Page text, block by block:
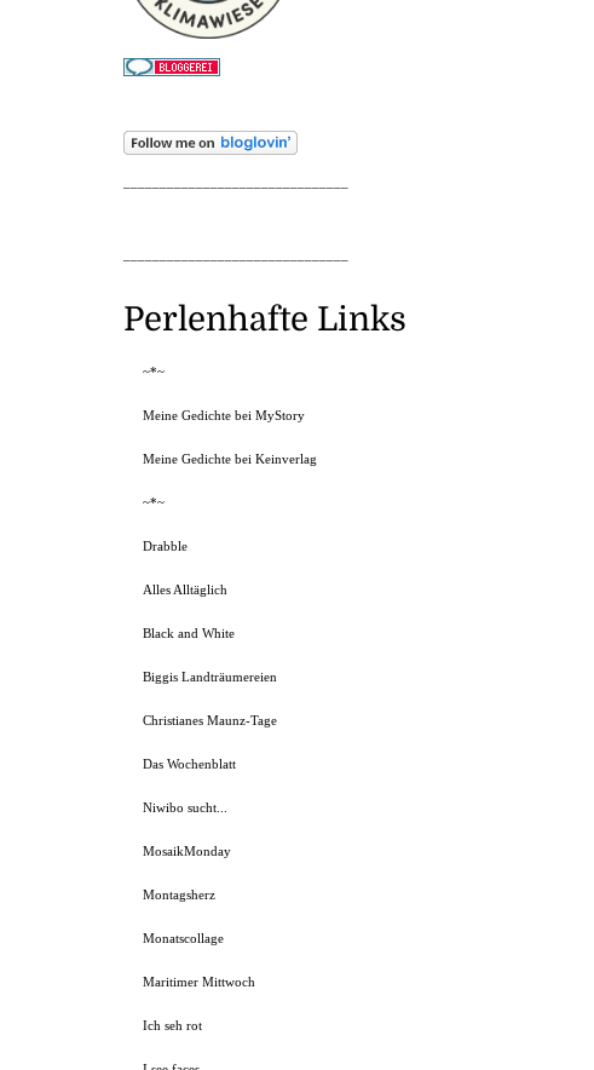
Perlenhafte Links
~*~
Meine Gedichte bei MyStory
Meine Gedichte bei Keinverlag
~*~
Drabble
Alles Alltäglich
Black and White
Biggis Landträumereien
Christianes Maunz-Tage
Das Wochenblatt
Niwibo sucht...
MosaikMonday
Montagsherz
Monatscollage
Maritimer Mittwoch
Ich seh rot